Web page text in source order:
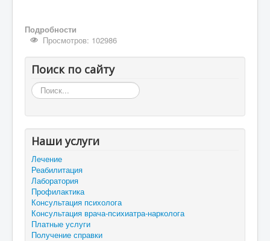
Подробности
Просмотров: 102986
Поиск по сайту
Искать...
Наши услуги
Лечение
Реабилитация
Лаборатория
Профилактика
Консультация психолога
Консультация врача-психиатра-нарколога
Платные услуги
Получение справки